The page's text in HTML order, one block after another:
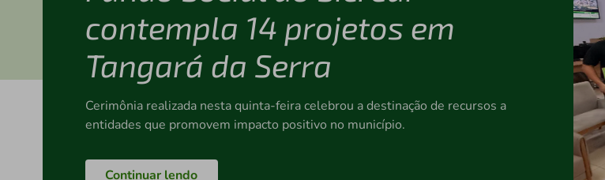
contempla 14 projetos em
Tangará da Serra
Cerimônia realizada nesta quinta-feira celebrou a destinação de recursos a
entidades que promovem impacto positivo no município.
Continuar lendo